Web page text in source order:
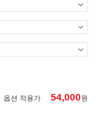
옵션 적용가 54,000원